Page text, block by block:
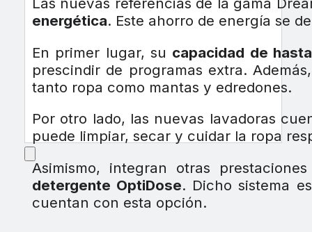
energética. Este ahorro de energía se
En primer lugar, su capacidad de
prescindir de programas extra.
tanto ropa como mantas y edredones.
Por otro lado, las nuevas lavadoras
puede limpiar, secar y cuidar la ropa
Asimismo, integran otras
detergente OptiDose. Dicho sistema
cuentan con esta opción.